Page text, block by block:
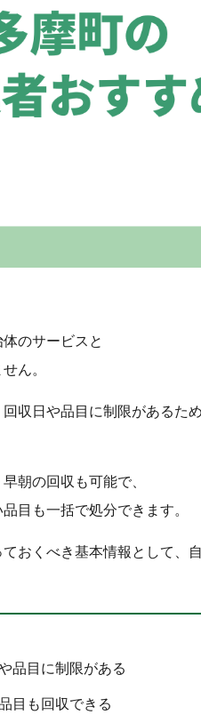
のサービスと
ん。
収日や品目に制限があるため
朝の回収も可能で、
目も一括で処分できます。
おくべき基本情報として、
品目に制限がある
目も回収できる